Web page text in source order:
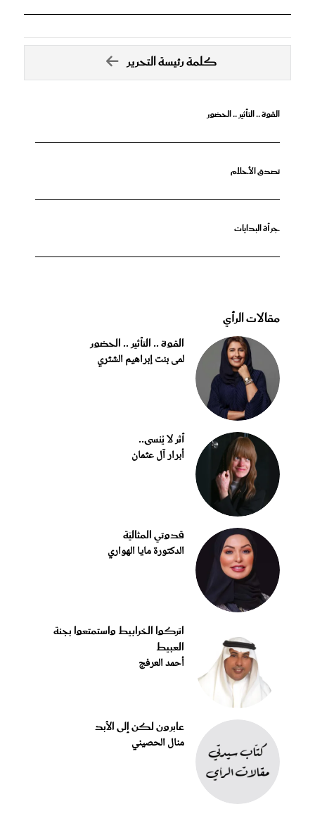
كلمة رئيسة التحرير
القوة .. التأثير .. الحضور
تصدق الأحلام
جرأة البدايات
مقالات الرأي
القوة .. التأثير .. الحضور
لمى بنت إبراهيم الشثري
أثر لا يُنسى..
أبرار آل عثمان
قدوتي المثاليّة
الدكتورة مايا الهواري
اتركوا الخرابيط واستمتعوا بجنة
العبيط
أحمد العرفج
عابرون لكن إلى الأبد
منال الحصيني